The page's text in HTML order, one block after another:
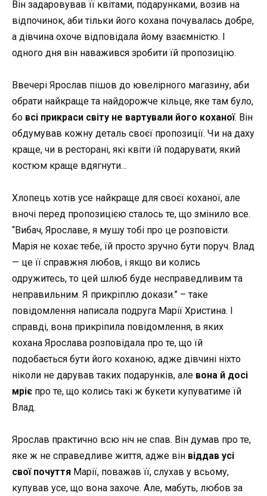
Він задаровував її квітами, подарунками, возив на
відпочинок, аби тільки його кохана почувалась добре,
а дівчина охоче відповідала йому взаємністю. І
одного дня він наважився зробити їй пропозицію.
Ввечері Ярослав пішов до ювелірного магазину, аби
обрати найкраще та найдорожче кільце, яке там було,
бо всі прикраси світу не вартували його коханої. Він
обдумував кожну деталь своєї пропозиції. Чи на даху
краще, чи в ресторані, які квіти їй подарувати, який
костюм краще вдягнути…
Хлопець хотів усе найкраще для своєї коханої, але
вночі перед пропозицією сталось те, що змінило все.
“Вибач, Ярославе, я мушу тобі про це розповісти.
Марія не кохає тебе, їй просто зручно бути поруч. Влад
— це її справжня любов, і якщо ви колись
одружитесь, то цей шлюб буде несправедливим та
неправильним. Я прикріплю докази.” – таке
повідомлення написала подруга Марії Христина. І
справді, вона прикріпила повідомлення, в яких
кохана Ярослава розповідала про те, що їй
подобається бути його коханою, адже дівчині ніхто
ніколи не дарував таких подарунків, але вона й досі
мріє про те, що колись такі ж букети купуватиме їй
Влад.
Ярослав практично всю ніч не спав. Він думав про те,
яке ж не справедливе життя, адже він віддав усі
свої почуття Марії, поважав її, слухав у всьому,
купував усе, що вона захоче. Але, мабуть, любов за